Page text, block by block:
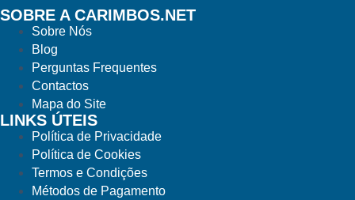
SOBRE A CARIMBOS.NET
Sobre Nós
Blog
Perguntas Frequentes
Contactos
Mapa do Site
LINKS ÚTEIS
Política de Privacidade
Política de Cookies
Termos e Condições
Métodos de Pagamento